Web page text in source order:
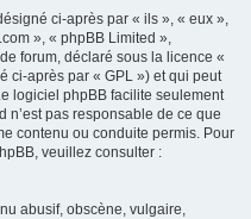
ci-après par « ils », « eux »,
», « phpBB Limited »,
forum, déclaré sous la licence «
ci-après par « GPL ») et qui peut
logiciel phpBB facilite seulement
n’est pas responsable de ce que
contenu ou conduite permis. Pour
veuillez consulter :
abusif, obscène, vulgaire,